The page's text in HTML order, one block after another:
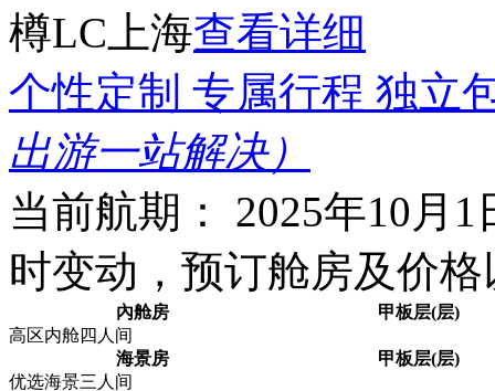
樽LC上海查看详细
个性定制 专属行程 独立
出游一站解决）
当前航期： 2025年10月
时变动，预订舱房及价
內舱房
甲板层(层)
高区内舱四人间
海景房
甲板层(层)
优选海景三人间